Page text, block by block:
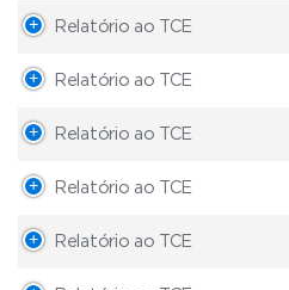
Relatório ao TCE
Relatório ao TCE
Relatório ao TCE
Relatório ao TCE
Relatório ao TCE